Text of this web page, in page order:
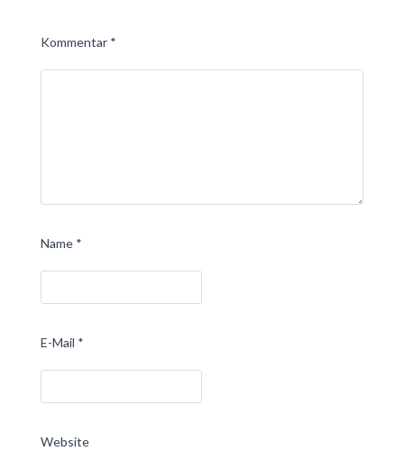
Kommentar *
Name *
E-Mail *
Website